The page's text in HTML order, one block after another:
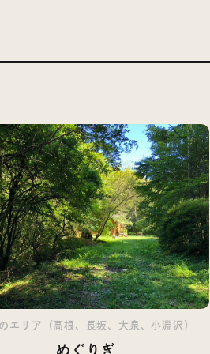
エリア（高根、長坂、大泉、小淵沢）
めぐりぎ